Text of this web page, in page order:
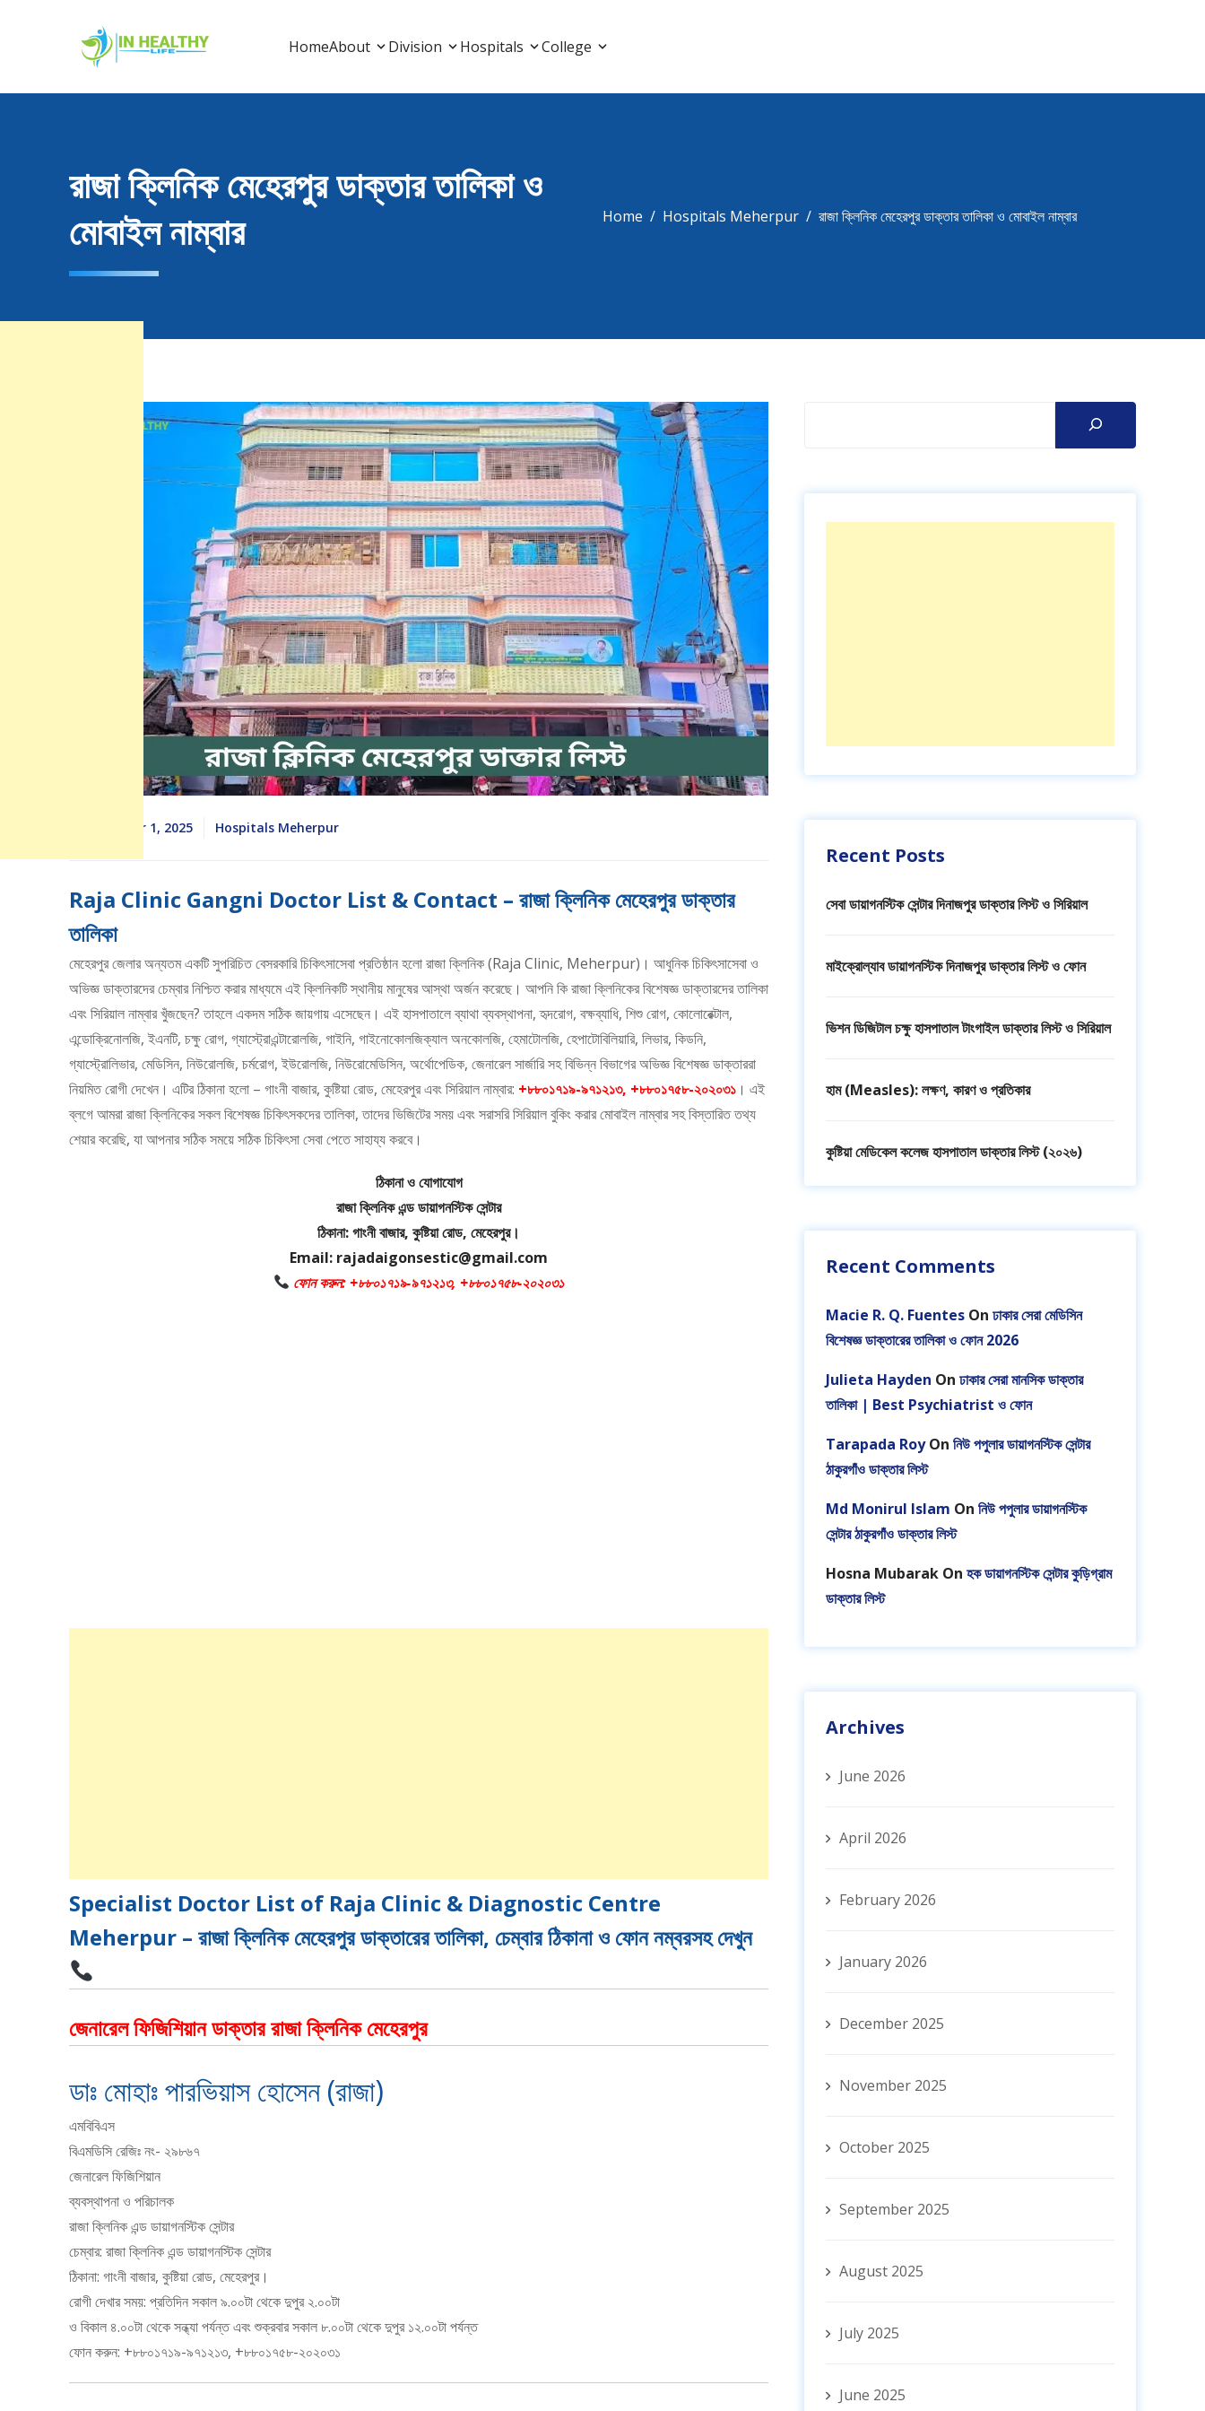
In Healthy Life
In Healthy Life, Healthy Life, Health Life, Doctor List, Doctor Listing
HomeAbout Division Hospitals College
রাজা ক্লিনিক মেহেরপুর ডাক্তার তালিকা ও
মোবাইল নাম্বার
Home Hospitals Meherpur রাজা ক্লিনিক মেহেরপুর ডাক্তার তালিকা ও মোবাইল নাম্বার
Recent Posts
সেবা ডায়াগনস্টিক সেন্টার দিনাজপুর ডাক্তার লিস্ট ও সিরিয়াল
মাইক্রোল্যাব ডায়াগনস্টিক দিনাজপুর ডাক্তার লিস্ট ও ফোন
ভিশন ডিজিটাল চক্ষু হাসপাতাল টাংগাইল ডাক্তার লিস্ট ও সিরিয়াল
হাম (Measles): লক্ষণ, কারণ ও প্রতিকার
কুষ্টিয়া মেডিকেল কলেজ হাসপাতাল ডাক্তার লিস্ট (২০২৬)
Recent Comments
Macie R. Q. Fuentes On ঢাকার সেরা মেডিসিন
বিশেষজ্ঞ ডাক্তারের তালিকা ও ফোন 2026
Julieta Hayden On ঢাকার সেরা মানসিক ডাক্তার
তালিকা | Best Psychiatrist ও ফোন
Tarapada RoyOn নিউ পপুলার ডায়াগনস্টিক সেন্টার
ঠাকুরগাঁও ডাক্তার লিস্ট
Md Monirul Islam On নিউ পপুলার ডায়াগনস্টিক
সেন্টার ঠাকুরগাঁও ডাক্তার লিস্ট
Hosna Mubarak On হক ডায়াগনস্টিক সেন্টার কুড়িগ্রাম
ডাক্তার লিস্ট
Archives
June 2026
April 2026
February 2026
January 2026
December 2025
November 2025
October 2025
September 2025
August 2025
July 2025
June 2025
December 1, 2025 Hospitals Meherpur
Raja Clinic Gangni Doctor List & Contact – রাজা ক্লিনিক মেহেরপুর ডাক্তার
তালিকা
মেহেরপুর জেলার অন্যতম একটি সুপরিচিত বেসরকারি চিকিৎসাসেবা প্রতিষ্ঠান হলো রাজা ক্লিনিক (Raja Clinic, Meherpur)। আধুনিক চিকিৎসাসেবা ও
অভিজ্ঞ ডাক্তারদের চেম্বার নিশ্চিত করার মাধ্যমে এই ক্লিনিকটি স্থানীয় মানুষের আস্থা অর্জন করেছে। আপনি কি রাজা ক্লিনিকের বিশেষজ্ঞ ডাক্তারদের তালিকা
এবং সিরিয়াল নাম্বার খুঁজছেন? তাহলে একদম সঠিক জায়গায় এসেছেন। এই হাসপাতালে ব্যাথা ব্যবস্থাপনা, হৃদরোগ, বক্ষব্যাধি, শিশু রোগ, কোলোরেক্টাল,
এন্ডোক্রিনোলজি, ইএনটি, চক্ষু রোগ, গ্যাস্ট্রোএন্টারোলজি, গাইনি, গাইনোকোলজিক্যাল অনকোলজি, হেমাটোলজি, হেপাটোবিলিয়ারি, লিভার, কিডনি,
গ্যাস্ট্রোলিভার, মেডিসিন, নিউরোলজি, চর্মরোগ, ইউরোলজি, নিউরোমেডিসিন, অর্থোপেডিক, জেনারেল সার্জারি সহ বিভিন্ন বিভাগের অভিজ্ঞ বিশেষজ্ঞ ডাক্তাররা
নিয়মিত রোগী দেখেন। এটির ঠিকানা হলো – গাংনী বাজার, কুষ্টিয়া রোড, মেহেরপুর এবং সিরিয়াল নাম্বার: +৮৮০১৭১৯-৯৭১২১৩, +৮৮০১৭৫৮-২০২০৩১ । এই
ব্লগে আমরা রাজা ক্লিনিকের সকল বিশেষজ্ঞ চিকিৎসকদের তালিকা, তাদের ভিজিটের সময় এবং সরাসরি সিরিয়াল বুকিং করার মোবাইল নাম্বার সহ বিস্তারিত তথ্য
শেয়ার করেছি, যা আপনার সঠিক সময়ে সঠিক চিকিৎসা সেবা পেতে সাহায্য করবে।
ঠিকানা ও যোগাযোগ
রাজা ক্লিনিক এন্ড ডায়াগনস্টিক সেন্টার
ঠিকানা: গাংনী বাজার, কুষ্টিয়া রোড, মেহেরপুর।
Email: rajadaigonsestic@gmail.com
ফোন করুন: +৮৮০১৭১৯-৯৭১২১৩, +৮৮০১৭৫৮-২০২০৩১
Specialist Doctor List of Raja Clinic & Diagnostic Centre
Meherpur – রাজা ক্লিনিক মেহেরপুর ডাক্তারের তালিকা, চেম্বার ঠিকানা ও ফোন নম্বরসহ দেখুন
জেনারেল ফিজিশিয়ান ডাক্তার রাজা ক্লিনিক মেহেরপুর
ডাঃ মোহাঃ পারভিয়াস হোসেন (রাজা)
এমবিবিএস
বিএমডিসি রেজিঃ নং- ২৯৮৬৭
জেনারেল ফিজিশিয়ান
ব্যবস্থাপনা ও পরিচালক
রাজা ক্লিনিক এন্ড ডায়াগনস্টিক সেন্টার
চেম্বার: রাজা ক্লিনিক এন্ড ডায়াগনস্টিক সেন্টার
ঠিকানা: গাংনী বাজার, কুষ্টিয়া রোড, মেহেরপুর।
রোগী দেখার সময়: প্রতিদিন সকাল ৯.০০টা থেকে দুপুর ২.০০টা
ও বিকাল ৪.০০টা থেকে সন্ধ্যা পর্যন্ত এবং শুক্রবার সকাল ৮.০০টা থেকে দুপুর ১২.০০টা পর্যন্ত
ফোন করুন: +৮৮০১৭১৯-৯৭১২১৩, +৮৮০১৭৫৮-২০২০৩১